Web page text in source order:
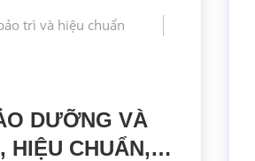
trì và hiệu chuẩn
DƯỠNG VÀ
HIỆU CHUẨN,